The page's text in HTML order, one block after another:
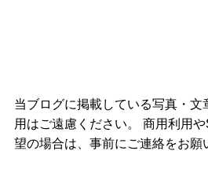
当ブログに掲載している写真・文
用はご遠慮ください。 商用利用
望の場合は、事前にご連絡をお願